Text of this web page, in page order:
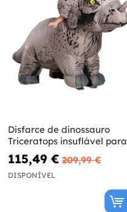
Disfarce de dinossauro
Triceratops insuflável para
adulto - Jurassic World
115,49 € 209,99 €
DISPONÍVEL